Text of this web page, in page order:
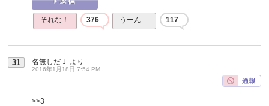
それな！ 376 うーん… 117
31 名無しだＪ より
2016年1月18日 7:54 PM
>>3